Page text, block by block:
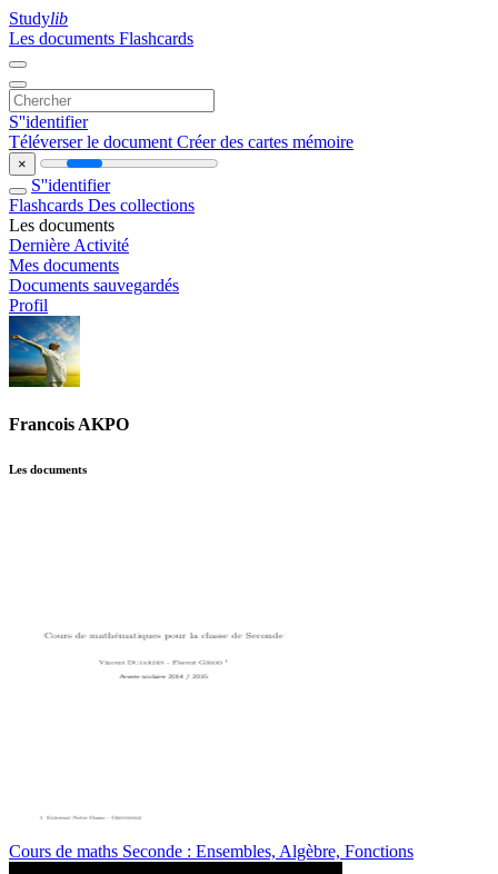
Studylib
Les documents Flashcards
S''identifier
Téléverser le document Créer des cartes mémoire
×
S''identifier
Flashcards Des collections
Les documents
Dernière Activité
Mes documents
Documents sauvegardés
Profil
Francois AKPO
Les documents
Cours de maths Seconde : Ensembles, Algèbre, Fonctions